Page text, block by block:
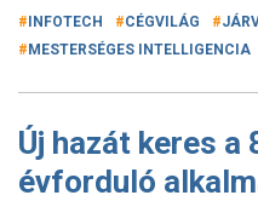
INFOTECH CÉGVILÁG
MESTERSÉGES INTELLIGENCIA
Új hazát keres a
évforduló